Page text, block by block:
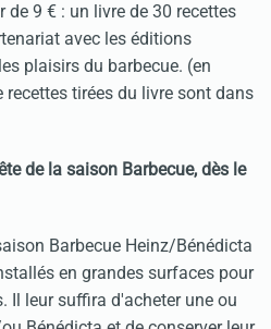
de 9 € : un livre de 30 recettes
avec les éditions
plaisirs du barbecue. (en
recettes tirées du livre sont dans
de la saison Barbecue, dès le
Barbecue Heinz/Bénédicta
en grandes surfaces pour
Il leur suffira d'acheter une ou